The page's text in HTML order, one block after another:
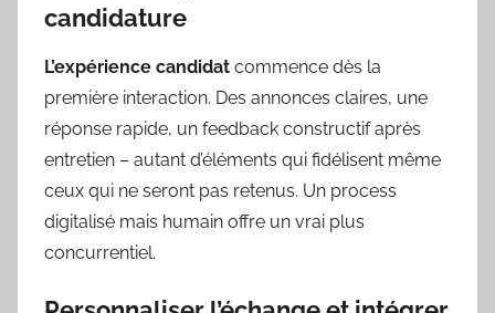
candidature
L’expérience candidat commence dès la
première interaction. Des annonces claires, une
réponse rapide, un feedback constructif après
entretien – autant d’éléments qui fidélisent même
ceux qui ne seront pas retenus. Un process
digitalisé mais humain offre un vrai plus
concurrentiel.